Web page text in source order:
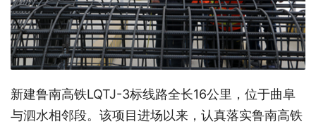
新建鲁南高铁LQTJ-3标线路全长16公里，位于曲阜
与泗水相邻段。该项目进场以来，认真落实鲁南高铁